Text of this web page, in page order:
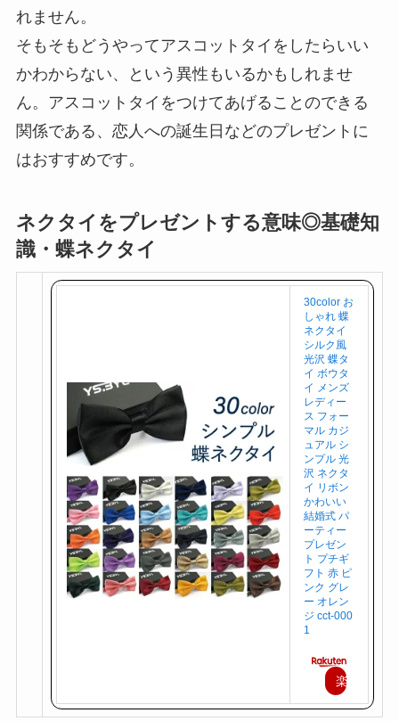
れません。
そもそもどうやってアスコットタイをしたらいい
かわからない、という異性もいるかもしれませ
ん。アスコットタイをつけてあげることのできる
関係である、恋人への誕生日などのプレゼントに
はおすすめです。
ネクタイをプレゼントする意味◎基礎知
識・蝶ネクタイ
30color お
しゃれ 蝶
ネクタイ
シルク風
光沢 蝶タ
イ ボウタ
イ メンズ
レディー
ス フォー
マル カジ
ュアル シ
ンプル 光
沢 ネクタ
イ リボン
かわいい
結婚式 パ
ーティー
プレゼン
ト プチギ
フト 赤 ピ
ンク グレ
ー オレン
ジ cct-000
1
楽
天